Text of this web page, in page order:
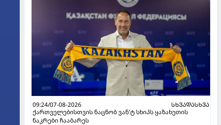
09:24/07-08-2026
ᲡᲮᲕᲐᲓᲐᲡᲮᲕᲐ
ქართველებისთვის ნაცნობ ვან'ტ სხიპს ყაზახეთის
ნაკრები ჩააბარეს